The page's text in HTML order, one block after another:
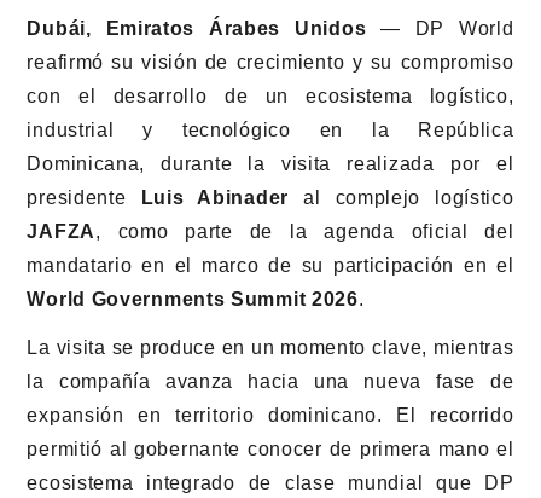
Dubái, Emiratos Árabes Unidos — DP World
reafirmó su visión de crecimiento y su compromiso
con el desarrollo de un ecosistema logístico,
industrial y tecnológico en la República
Dominicana, durante la visita realizada por el
presidente
Luis Abinader al complejo logístico
JAFZA, como parte de la agenda oficial del
mandatario en el marco de su participación en el
World Governments Summit 2026.
La visita se produce en un momento clave, mientras
la compañía avanza hacia una nueva fase de
expansión en territorio dominicano. El recorrido
permitió al gobernante conocer de primera mano el
ecosistema integrado de clase mundial que DP